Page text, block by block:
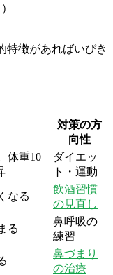
特徴があればいびき
対策の方
向性
体重10
ダイエッ
ト・運動
なる
飲酒習慣
の見直し
る
鼻呼吸の
練習
鼻づまり
の治療